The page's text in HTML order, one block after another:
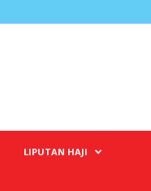
LIPUTAN HAJI